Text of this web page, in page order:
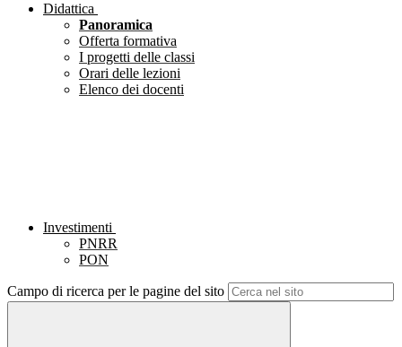
Didattica
Panoramica
Offerta formativa
I progetti delle classi
Orari delle lezioni
Elenco dei docenti
Investimenti
PNRR
PON
Campo di ricerca per le pagine del sito